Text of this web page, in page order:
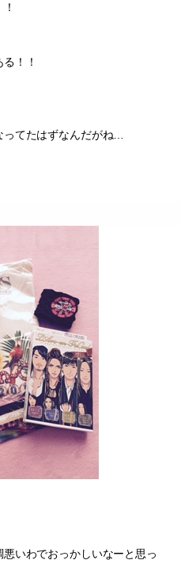
！！
てたはずなんだがね…
いわでおっかしいなーと思っ